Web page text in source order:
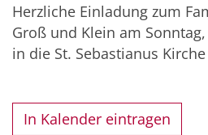
Herzliche Einladung zum
Groß und Klein am
in die St. Sebastianus
In Kalender eintragen